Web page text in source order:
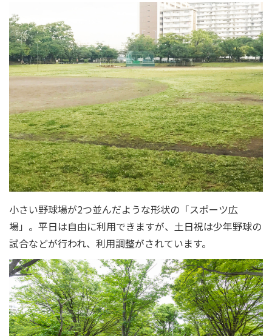
小さい野球場が2つ並んだような形状の「スポーツ広
場」。平日は自由に利用できますが、土日祝は少年野球の
試合などが行われ、利用調整がされています。